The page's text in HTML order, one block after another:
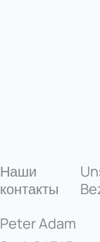
Наши
контакты
Peter Adam